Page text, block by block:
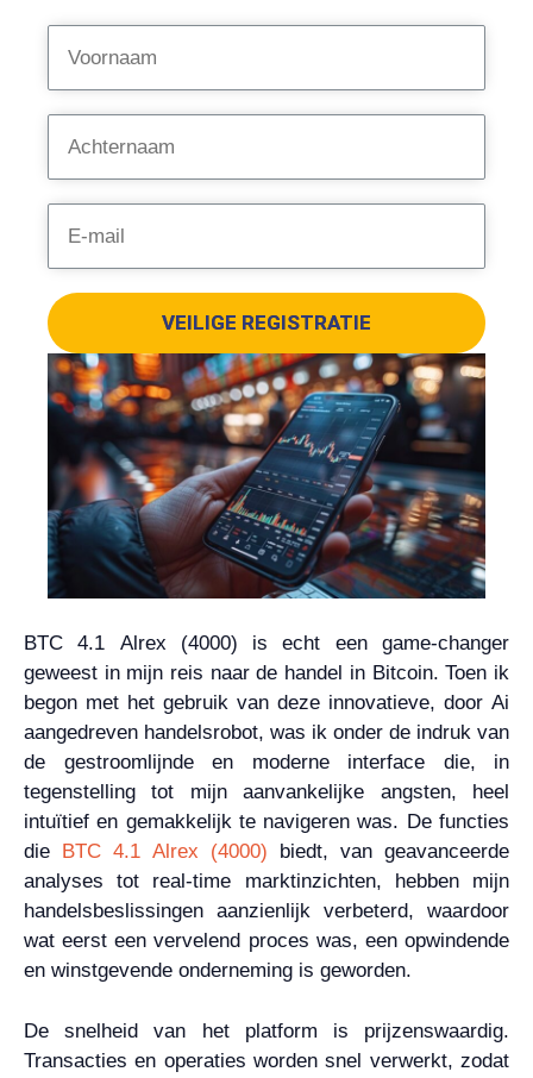
VEILIGE REGISTRATIE
BTC 4.1 Alrex (4000) is echt een game-changer
geweest in mijn reis naar de handel in Bitcoin. Toen ik
begon met het gebruik van deze innovatieve, door Ai
aangedreven handelsrobot, was ik onder de indruk van
de gestroomlijnde en moderne interface die, in
tegenstelling tot mijn aanvankelijke angsten, heel
intuïtief en gemakkelijk te navigeren was. De functies
die BTC 4.1 Alrex (4000) biedt, van geavanceerde
analyses tot real-time marktinzichten, hebben mijn
handelsbeslissingen aanzienlijk verbeterd, waardoor
wat eerst een vervelend proces was, een opwindende
en winstgevende onderneming is geworden.
De snelheid van het platform is prijzenswaardig.
Transacties en operaties worden snel verwerkt, zodat